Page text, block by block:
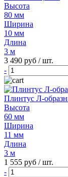
Высота
80 мм
Ширина
10 мм
Длина
3 м
3 490 руб / шт.
-
Плинтус Л-
Высота
60 мм
Ширина
11 мм
Длина
3 м
1 555 руб / шт.
-